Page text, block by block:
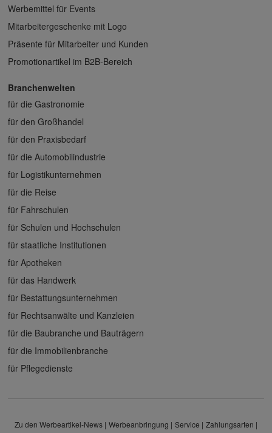
Werbemittel für Events
Mitarbeitergeschenke mit Logo
Präsente für Mitarbeiter und Kunden
Promotionartikel im B2B-Bereich
Branchenwelten
für die Gastronomie
für den Großhandel
für den Praxisbedarf
für die Automobilindustrie
für Logistikunternehmen
für die Reise
für Fahrschulen
für Schulen und Hochschulen
für staatliche Institutionen
für Apotheken
für das Handwerk
für Bestattungsunternehmen
für Rechtsanwälte und Kanzleien
für die Baubranche und Bauträgern
für die Immobilienbranche
für Pflegedienste
Zu den Werbeartikel-News Werbeanbringung Service Zahlungsarten